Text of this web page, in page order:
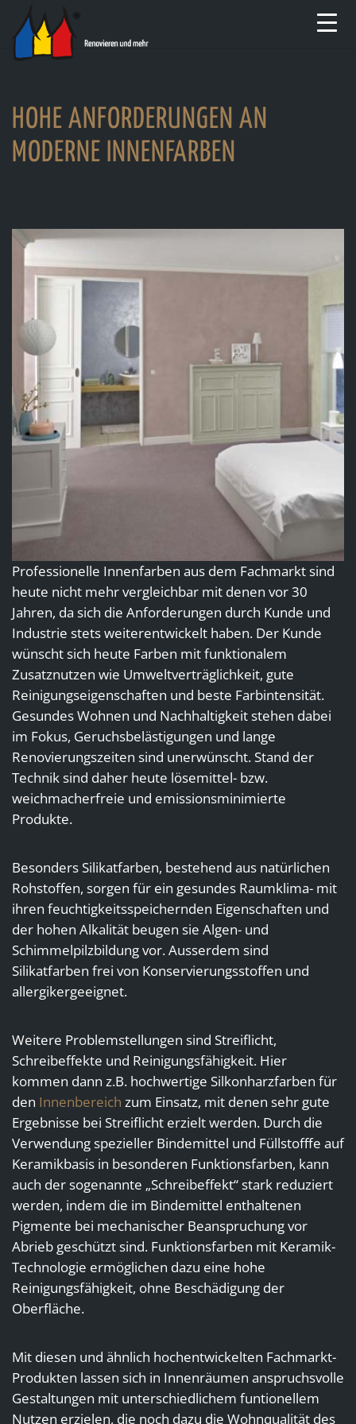
HOHE ANFORDERUNGEN AN
MODERNE INNENFARBEN
Professionelle Innenfarben aus dem Fachmarkt sind
heute nicht mehr vergleichbar mit denen vor 30
Jahren, da sich die Anforderungen durch Kunde und
Industrie stets weiterentwickelt haben. Der Kunde
wünscht sich heute Farben mit funktionalem
Zusatznutzen wie Umweltverträglichkeit, gute
Reinigungseigenschaften und beste Farbintensität.
Gesundes Wohnen und Nachhaltigkeit stehen dabei
im Fokus, Geruchsbelästigungen und lange
Renovierungszeiten sind unerwünscht. Stand der
Technik sind daher heute lösemittel- bzw.
weichmacherfreie und emissionsminimierte
Produkte.
Besonders Silikatfarben, bestehend aus natürlichen
Rohstoffen, sorgen für ein gesundes Raumklima- mit
ihren feuchtigkeitsspeichernden Eigenschaften und
der hohen Alkalität beugen sie Algen- und
Schimmelpilzbildung vor. Ausserdem sind
Silikatfarben frei von Konservierungsstoffen und
allergikergeeignet.
Weitere Problemstellungen sind Streiflicht,
Schreibeffekte und Reinigungsfähigkeit. Hier
kommen dann z.B. hochwertige Silkonharzfarben für
den Innenbereich zum Einsatz, mit denen sehr gute
Ergebnisse bei Streiflicht erzielt werden. Durch die
Verwendung spezieller Bindemittel und Füllstofffe auf
Keramikbasis in besonderen Funktionsfarben, kann
auch der sogenannte „Schreibeffekt“ stark reduziert
werden, indem die im Bindemittel enthaltenen
Pigmente bei mechanischer Beanspruchung vor
Abrieb geschützt sind. Funktionsfarben mit Keramik-
Technologie ermöglichen dazu eine hohe
Reinigungsfähigkeit, ohne Beschädigung der
Oberfläche.
Mit diesen und ähnlich hochentwickelten Fachmarkt-
Produkten lassen sich in Innenräumen anspruchsvolle
Gestaltungen mit unterschiedlichem funtionellem
Nutzen erzielen, die noch dazu die Wohnqualität des